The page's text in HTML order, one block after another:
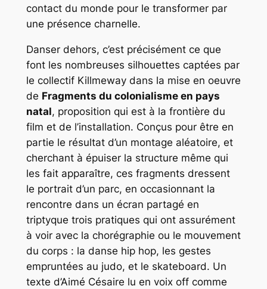
contact du monde pour le transformer par
une présence charnelle.
Danser dehors, c’est précisément ce que
font les nombreuses silhouettes captées par
le collectif Killmeway dans la mise en oeuvre
de Fragments du colonialisme en pays
natal, proposition qui est à la frontière du
film et de l’installation. Conçus pour être en
partie le résultat d’un montage aléatoire, et
cherchant à épuiser la structure même qui
les fait apparaître, ces fragments dressent
le portrait d’un parc, en occasionnant la
rencontre dans un écran partagé en
triptyque trois pratiques qui ont assurément
à voir avec la chorégraphie ou le mouvement
du corps : la danse hip hop, les gestes
empruntées au judo, et le skateboard. Un
texte d’Aimé Césaire lu en voix off comme